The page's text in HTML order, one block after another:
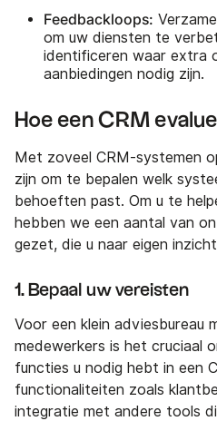
Feedbackloops:
om uw diensten te
identificeren waar extra
aanbiedingen nodig zijn.
Hoe een CRM
Met zoveel CRM-systemen
zijn om te bepalen welk
behoeften past. Om u te
hebben we een aantal van
gezet, die u naar eigen
1. Bepaal uw vereisten
Voor een klein adviesbureau
medewerkers is het cruciaal
functies u nodig hebt in een
functionaliteiten zoals
integratie met andere tools